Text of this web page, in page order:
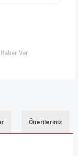
Ver
Önerileriniz